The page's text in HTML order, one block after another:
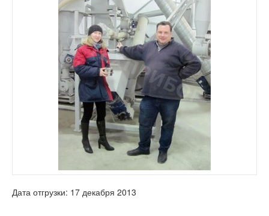
Дата отгрузки: 17 декабря 2013